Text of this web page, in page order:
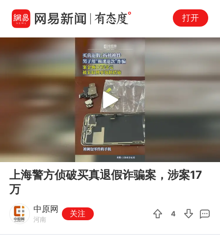
打开
00:00
Play
上海警方侦破买真退假诈骗案，涉案17
万
中原网
河南
关注 4